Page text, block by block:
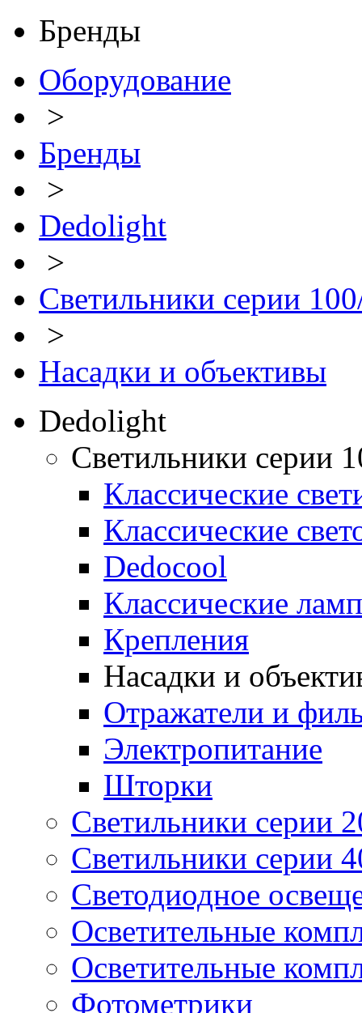
Бренды
Оборудование
>
Бренды
>
Dedolight
>
Светильники серии
>
Насадки и объективы
Dedolight
Светильники серии
Классические
Классические
Dedocool
Классические
Крепления
Насадки и
Отражатели и
Электропитание
Шторки
Светильники серии
Светильники серии
Светодиодное
Осветительные
Осветительные
Фотометрики